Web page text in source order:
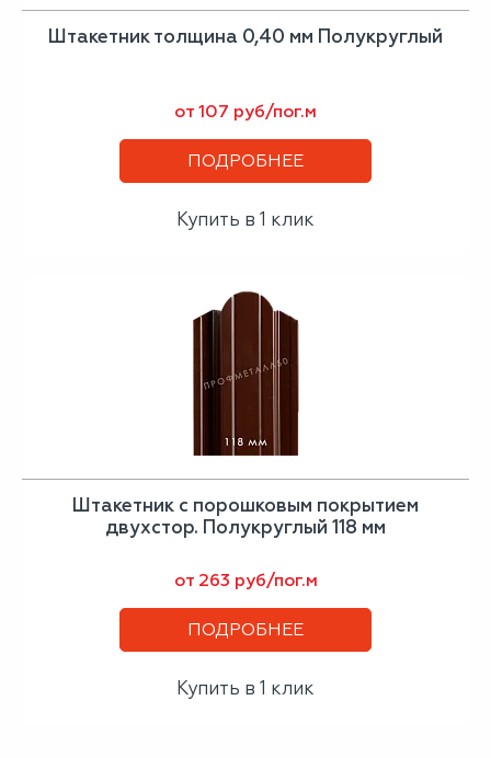
Штакетник толщина 0,40 мм Полукруглый
от 107 руб/пог.м
ПОДРОБНЕЕ
Купить в 1 клик
Штакетник с порошковым покрытием
двухстор. Полукруглый 118 мм
от 263 руб/пог.м
ПОДРОБНЕЕ
Купить в 1 клик